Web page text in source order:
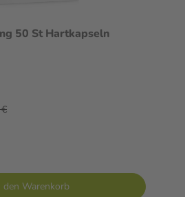
HEPAR SL 320 mg 50 St Hartkapseln
den Warenkorb